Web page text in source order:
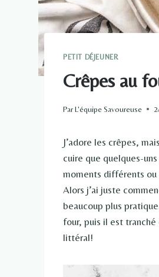
PETIT DÉJEUNER
Crêpes au
ParL'équipe Savoureuse
J’adore les crêpes,
cuire que quelques-
moments différents ou
Alors j’ai juste
beaucoup plus
four, puis il est tranché
littéral!